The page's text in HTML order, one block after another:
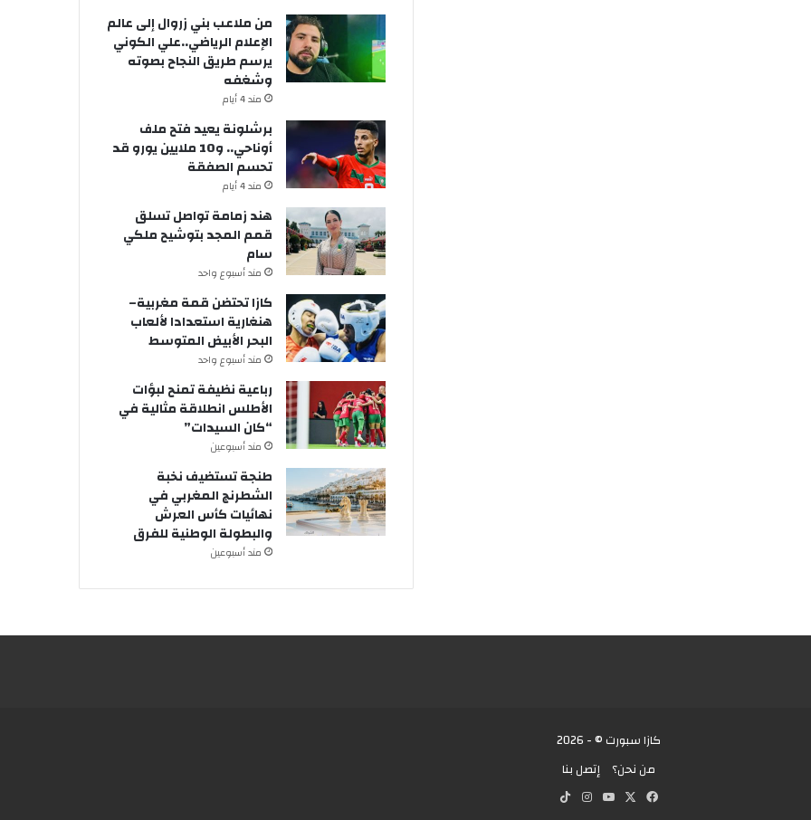
من ملاعب بني زروال إلى عالم
الإعلام الرياضي..علي الكوني
يرسم طريق النجاح بصوته
وشغفه
مند 4 أيام
برشلونة يعيد فتح ملف
أوناحي.. و10 ملايين يورو قد
تحسم الصفقة
مند 4 أيام
هند زمامة تواصل تسلق
قمم المجد بتوشيح ملكي
سام
مند أسبوع واحد
كازا تحتضن قمة مغربية–
هنغارية استعدادا لألعاب
البحر الأبيض المتوسط
مند أسبوع واحد
رباعية نظيفة تمنح لبؤات
الأطلس انطلاقة مثالية في
“كان السيدات”
مند أسبوعين
طنجة تستضيف نخبة
الشطرنج المغربي في
نهائيات كأس العرش
والبطولة الوطنية للفرق
مند أسبوعين
كازا سبورت © - 2026
من نحن؟
إتصل بنا
فيسبوك يوتيوبانستقرام